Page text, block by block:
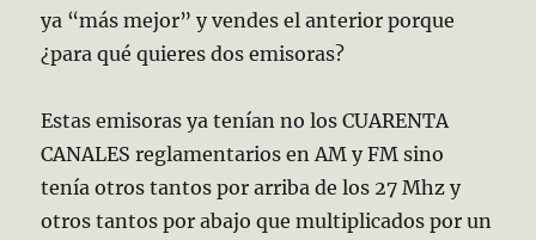
ya “más mejor” y vendes el anterior porque
¿para qué quieres dos emisoras?
Estas emisoras ya tenían no los CUARENTA
CANALES reglamentarios en AM y FM sino
tenía otros tantos por arriba de los 27 Mhz y
otros tantos por abajo que multiplicados por un